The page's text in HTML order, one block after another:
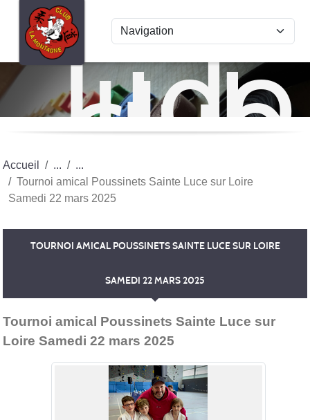
Judo
club
La
Accueil
Tournoi amical Poussinets Sainte Luce sur Loire
Samedi 22 mars 2025
TOURNOI AMICAL POUSSINETS SAINTE LUCE SUR LOIRE
SAMEDI 22 MARS 2025
Tournoi amical Poussinets Sainte Luce sur
Loire Samedi 22 mars 2025
Panneau de gestion des cookies